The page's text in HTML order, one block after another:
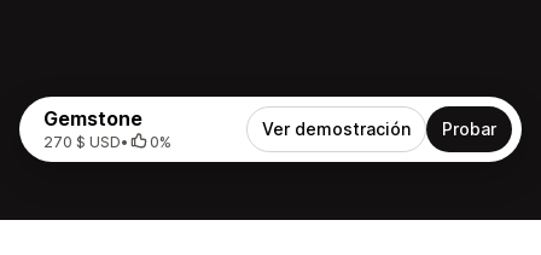
Gemstone
270 $ USD• 0%
Ver demostración Probar